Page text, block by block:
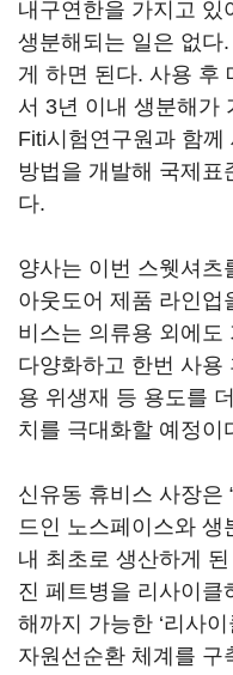
내구연한을 가지고 있
생분해되는 일은 없다
게 하면 된다. 사용 후
서 3년 이내 생분해가
Fiti시험연구원과 함
방법을 개발해 국제표
다.
양사는 이번 스웻셔츠
아웃도어 제품 라인업
비스는 의류용 외에도
다양화하고 한번 사용
용 위생재 등 용도를
치를 극대화할 예정이
신유동 휴비스 사장은
드인 노스페이스와 생
내 최초로 생산하게 된
진 페트병을 리사이클
해까지 가능한 ‘리사
자원선순환 체계를 구